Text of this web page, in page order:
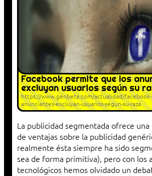
Facebook permite que los
excluyan usuarios según su
https://www.genbeta.com/actualidad/
anunciantes-excluyan-usuarios-segun-su-raza
La publicidad segmentada ofrece
de ventajas sobre la publicidad
realmente ésta siempre ha sido
sea de forma primitiva), pero con los
tecnológicos hemos olvidado un